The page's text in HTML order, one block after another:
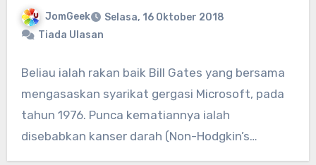
JomGeek
Selasa, 16 Oktober 2018
Tiada Ulasan
Beliau ialah rakan baik Bill Gates yang bersama
mengasaskan syarikat gergasi Microsoft, pada
tahun 1976. Punca kematiannya ialah
disebabkan kanser darah (Non-Hodgkin’s…